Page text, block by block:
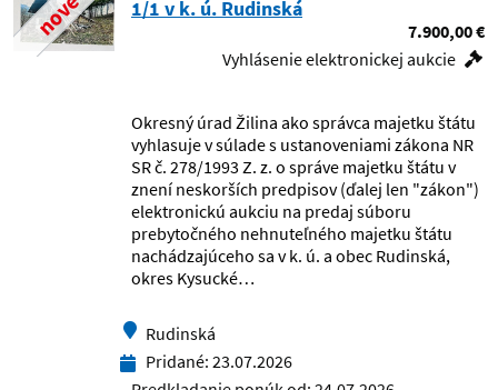
Chemický ústav SAV
Colný úrad Bratislava
Colný úrad Michalovce
CSČ SAV , o.z. KC SAV Smolenice
DataCentrum
Detská fakultná nemocnica Košice
nové 1/1 v k. ú. Rudinská
7.900,00 €
Vyhlásenie elektronickej aukcie
Okresný úrad Žilina ako správca majetku štátu
vyhlasuje v súlade s ustanoveniami zákona NR
SR č. 278/1993 Z. z. o správe majetku štátu v
znení neskorších predpisov (ďalej len "zákon")
elektronickú aukciu na predaj súboru
prebytočného nehnuteľného majetku štátu
nachádzajúceho sa v k. ú. a obec Rudinská,
okres Kysucké…
Rudinská
Pridané: 23.07.2026